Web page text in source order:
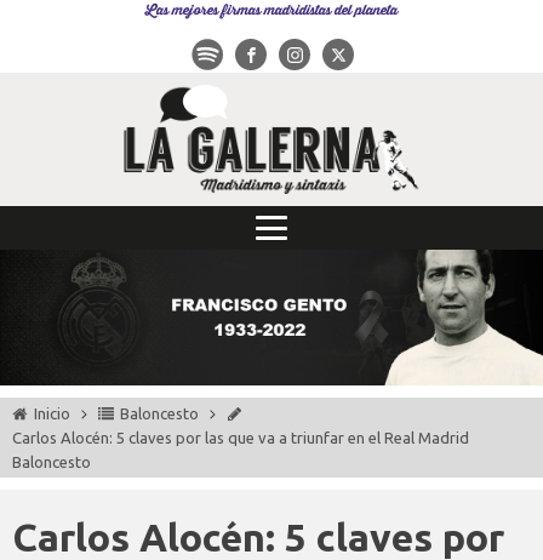
Las mejores firmas madridistas del planeta
Inicio
Baloncesto
Carlos Alocén: 5 claves por las que va a triunfar en el Real Madrid
Baloncesto
Carlos Alocén: 5 claves por